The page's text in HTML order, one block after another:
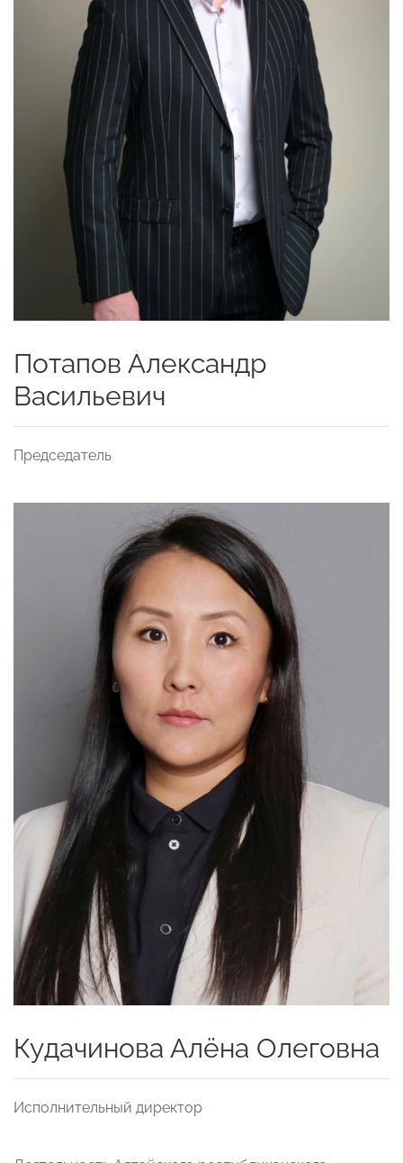
Потапов Александр
Васильевич
Председатель
Кудачинова Алёна Олеговна
Исполнительный директор